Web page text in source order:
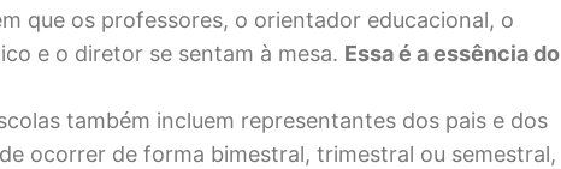
que os professores, o orientador educacional, o
e o diretor se sentam à mesa. Essa é a essência do
também incluem representantes dos pais e dos
ocorrer de forma bimestral, trimestral ou semestral,